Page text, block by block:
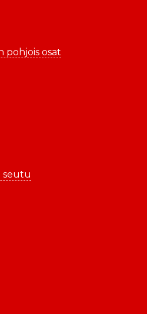
pohjois osat
seutu